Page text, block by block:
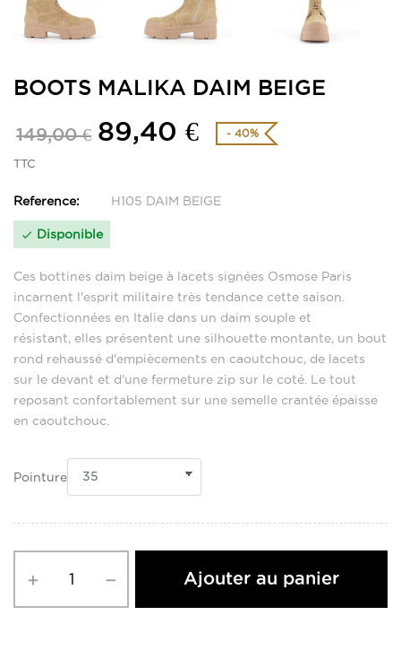
BOOTS MALIKA DAIM BEIGE
149,00 € 89,40 € - 40%
TTC
Reference: H105 DAIM BEIGE
 Disponible
Ces bottines daim beige à lacets signées Osmose Paris
incarnent l'esprit militaire très tendance cette saison.
Confectionnées en Italie dans un daim souple et
résistant, elles présentent une silhouette montante, un bout
rond rehaussé d'empiècements en caoutchouc, de lacets
sur le devant et d'une fermeture zip sur le coté. Le tout
reposant confortablement sur une semelle crantée épaisse
en caoutchouc.
Pointure
Ajouter au panier